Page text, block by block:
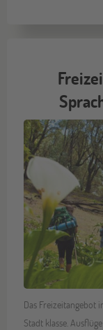
Das Freizeitangebot
Stadt klasse.